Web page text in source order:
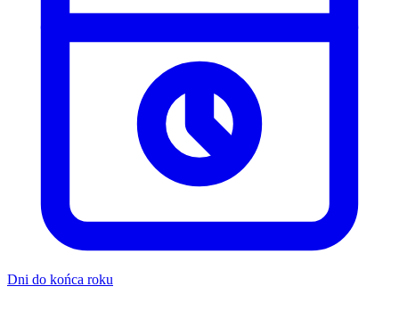
Dni do końca roku